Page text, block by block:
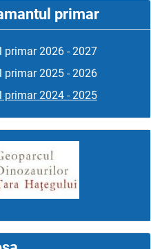
primar
primar 2026 - 2027
primar 2025 - 2026
primar 2024 - 2025